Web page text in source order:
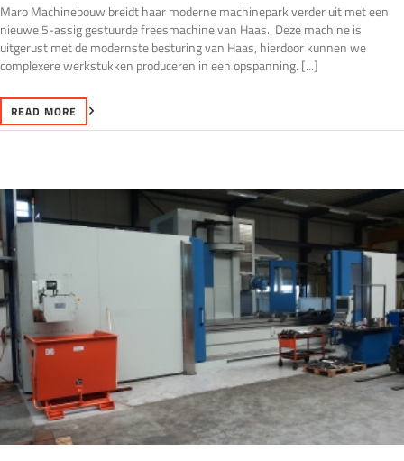
Maro Machinebouw breidt haar moderne machinepark verder uit met een
nieuwe 5-assig gestuurde freesmachine van Haas. Deze machine is
uitgerust met de modernste besturing van Haas, hierdoor kunnen we
complexere werkstukken produceren in een opspanning. [...]
READ MORE